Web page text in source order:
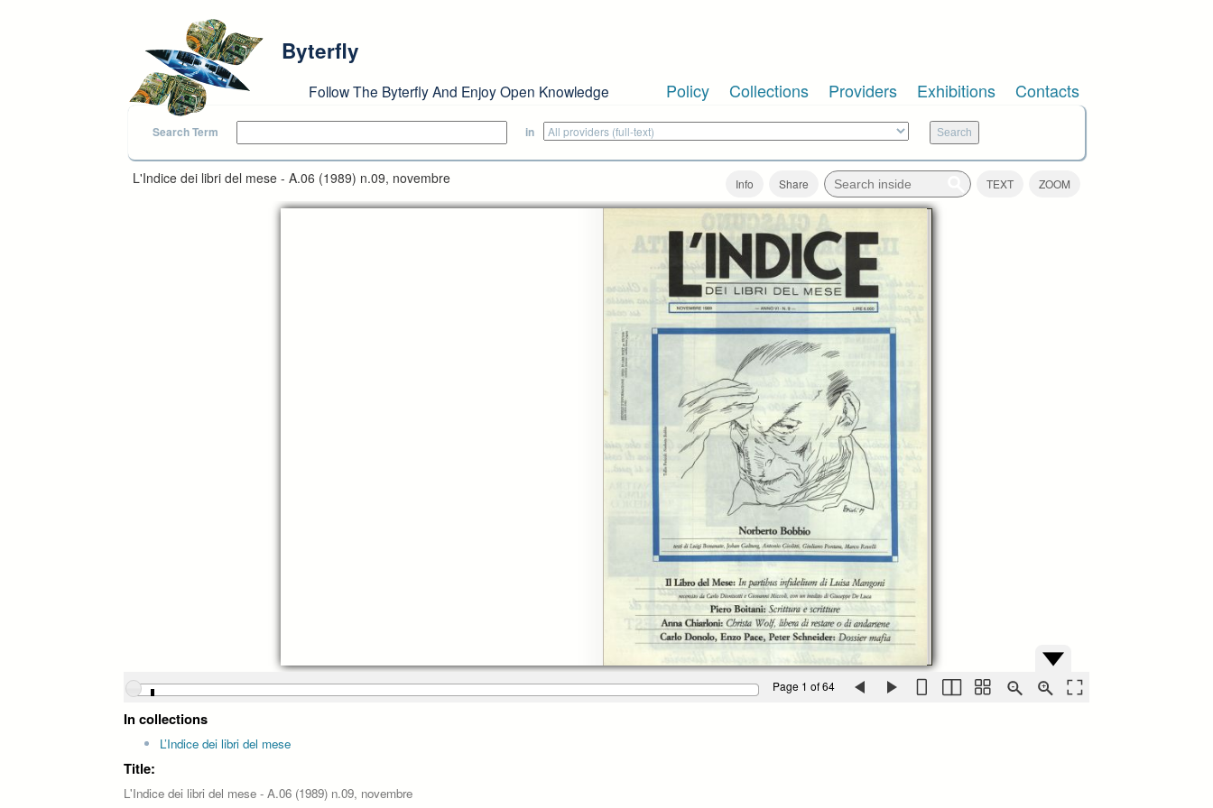
Byterfly
Follow The Byterfly And Enjoy Open Knowledge Policy Collections Providers Exhibitions Contacts
Search Term in
L'Indice dei libri del mese - A.06 (1989) n.09, novembre Info Share TEXT ZOOM
Page 1 of 64
In collections
L’Indice dei libri del mese
Title:
L'Indice dei libri del mese - A.06 (1989) n.09, novembre